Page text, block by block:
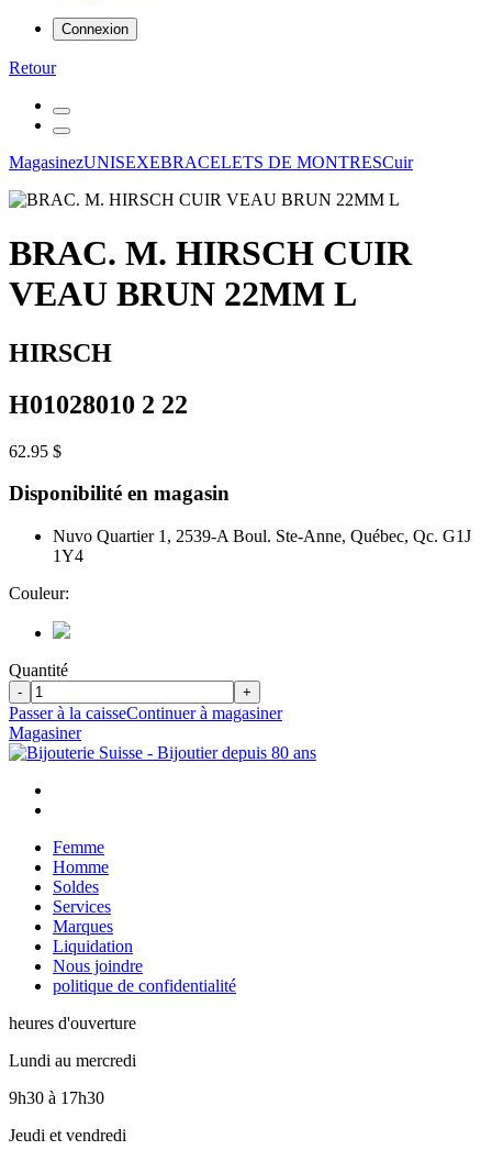
Connexion
Retour
MagasinezUNISEXEBRACELETS DE MONTRESCuir
BRAC. M. HIRSCH CUIR
VEAU BRUN 22MM L
HIRSCH
H01028010 2 22
62.95 $
Disponibilité en magasin
Nuvo Quartier 1, 2539-A Boul. Ste-Anne, Québec, Qc. G1J
1Y4
Couleur:
Quantité
- +
Passer à la caisseContinuer à magasiner
Magasiner
Femme
Homme
Soldes
Services
Marques
Liquidation
Nous joindre
politique de confidentialité
heures d'ouverture
Lundi au mercredi
9h30 à 17h30
Jeudi et vendredi